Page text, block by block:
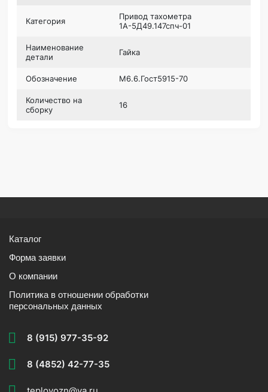
Категория
Привод тахометра
1А-5Д49.147спч-01
Наименование
детали
Гайка
Обозначение М6.6.Гост5915-70
Количество на
сборку
16
Каталог
Форма заявки
О компании
Политика в отношении обработки
персональных данных
8 (915) 977-35-92
8 (4852) 42-77-35